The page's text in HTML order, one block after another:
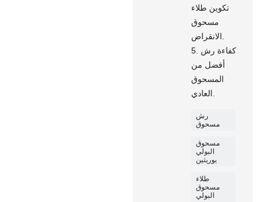
تكوين طلاء
مسحوق
5. كفاءة رش
أفضل من
المسحوق
رش
مسحوق
مسحوق
البولي
يوريثين
طلاء
مسحوق
البولي